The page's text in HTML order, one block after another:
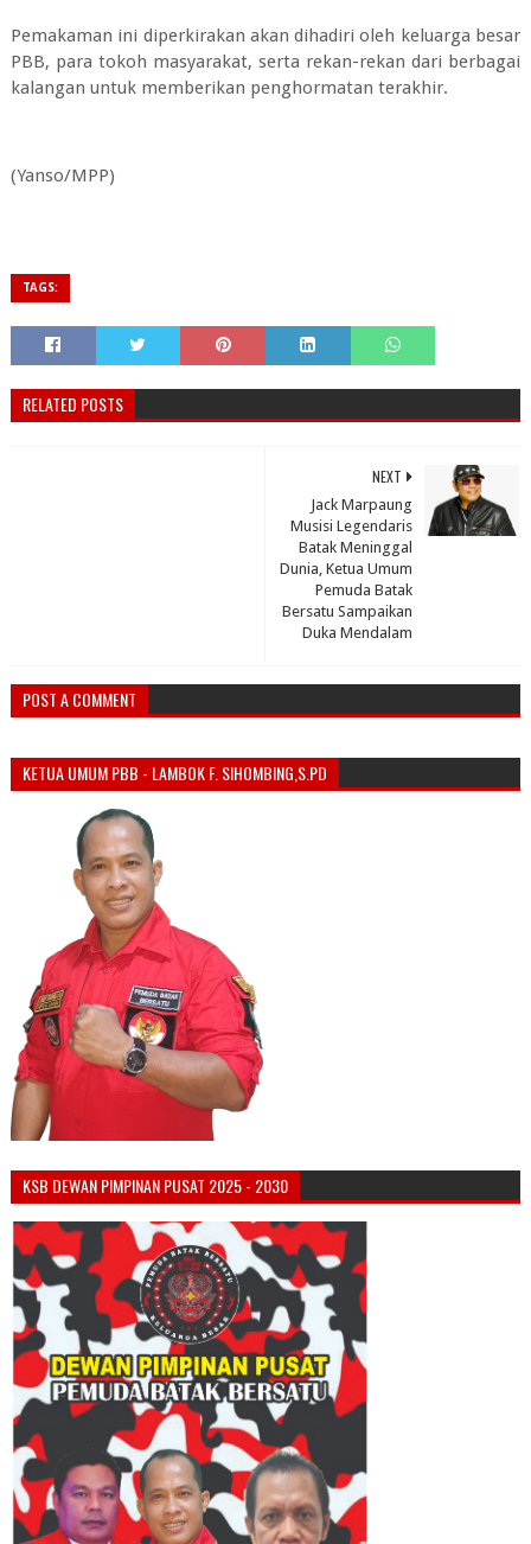
Pemakaman ini diperkirakan akan dihadiri oleh keluarga besar
PBB, para tokoh masyarakat, serta rekan-rekan dari berbagai
kalangan untuk memberikan penghormatan terakhir.
(Yanso/MPP)
TAGS:
RELATED POSTS
NEXT
Jack Marpaung
Musisi Legendaris
Batak Meninggal
Dunia, Ketua Umum
Pemuda Batak
Bersatu Sampaikan
Duka Mendalam
POST A COMMENT
KETUA UMUM PBB - LAMBOK F. SIHOMBING,S.PD
KSB DEWAN PIMPINAN PUSAT 2025 - 2030